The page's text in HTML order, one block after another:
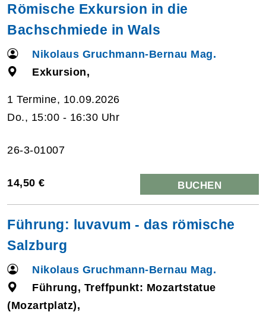
Römische Exkursion in die
Bachschmiede in Wals
Nikolaus Gruchmann-Bernau Mag.
Exkursion,
1 Termine, 10.09.2026
Do., 15:00 - 16:30 Uhr
26-3-01007
14,50 € BUCHEN
Führung: luvavum - das römische
Salzburg
Nikolaus Gruchmann-Bernau Mag.
Führung, Treffpunkt: Mozartstatue
(Mozartplatz),